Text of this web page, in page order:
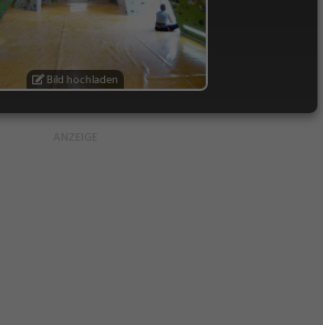
Bild hochladen